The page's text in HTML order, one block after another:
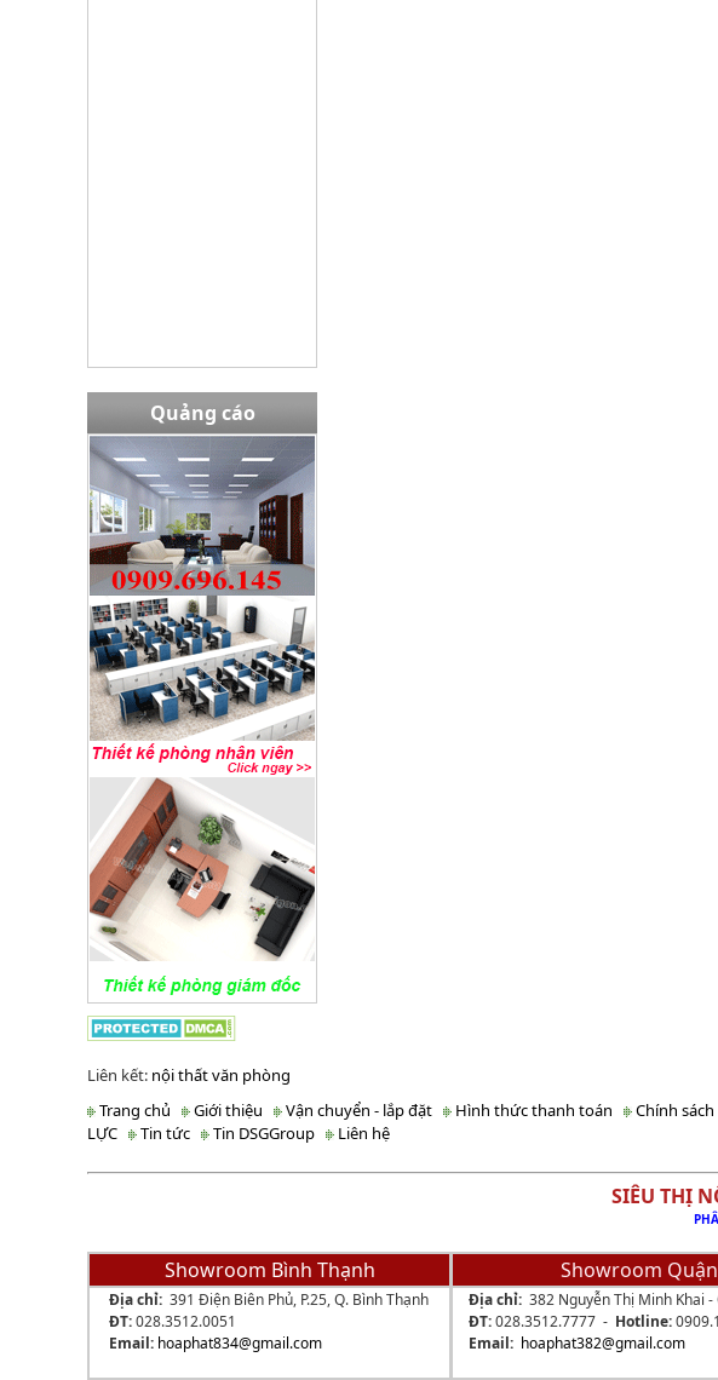
Quảng cáo
Liên kết: nội thất văn phòng
Trang chủ Giới thiệu Vận chuyển - lắp đặt Hình thức thanh toán Chính
LỰC
Tin tức Tin DSGGroup Liên hệ
SIÊU THỊ NỘI
PHÂN PHỐI BỞI
Showroom Bình Thạnh
Địa chỉ: 391 Điện Biên Phủ, P.25, Q. Bình Thạnh
ĐT:028.3512.0051
Email: hoaphat834@gmail.com
Showroom
Địa chỉ: 382 Nguyễn Thị Minh Khai -
ĐT:028.3512.7777 - Hotline:
Email: hoaphat382@gmail.com